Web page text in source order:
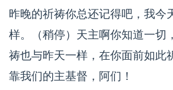
昨晚的祈祷你总还记得吧，我今
样。（稍停）天主啊你知道一切
祷也与昨天一样，在你面前如此
靠我们的主基督，阿们！